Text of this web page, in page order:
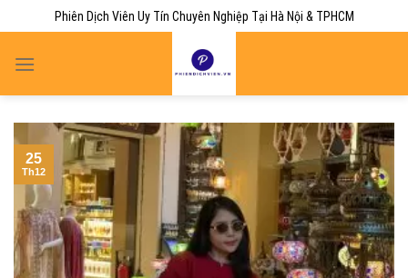
to
content
Phiên Dịch Viên Uy Tín Chuyên Nghiệp Tại Hà Nội & TPHCM
25
Th12